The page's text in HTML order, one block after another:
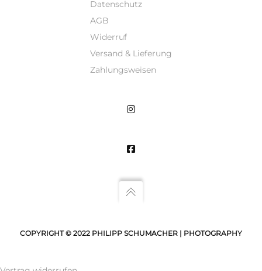
Datenschutz
AGB
Widerruf
Versand & Lieferung
Zahlungsweisen
COPYRIGHT © 2022 PHILIPP SCHUMACHER | PHOTOGRAPHY